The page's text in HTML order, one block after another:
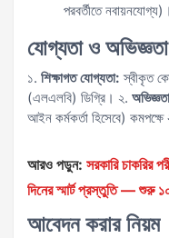
পরবর্তীতে নবায়নযোগ্য)।
যোগ্যতা ও অভিজ্ঞতা
১. শিক্ষাগত যোগ্যতা: স্বীকৃত
(এলএলবি) ডিগ্রি। ২.
আইন কর্মকর্তা হিসেবে) কমপক্ষে
আরও পড়ুন: সরকারি চাকরির
দিনের স্মার্ট প্রস্তুতি — শুরু
আবেদন করার নিয়ম